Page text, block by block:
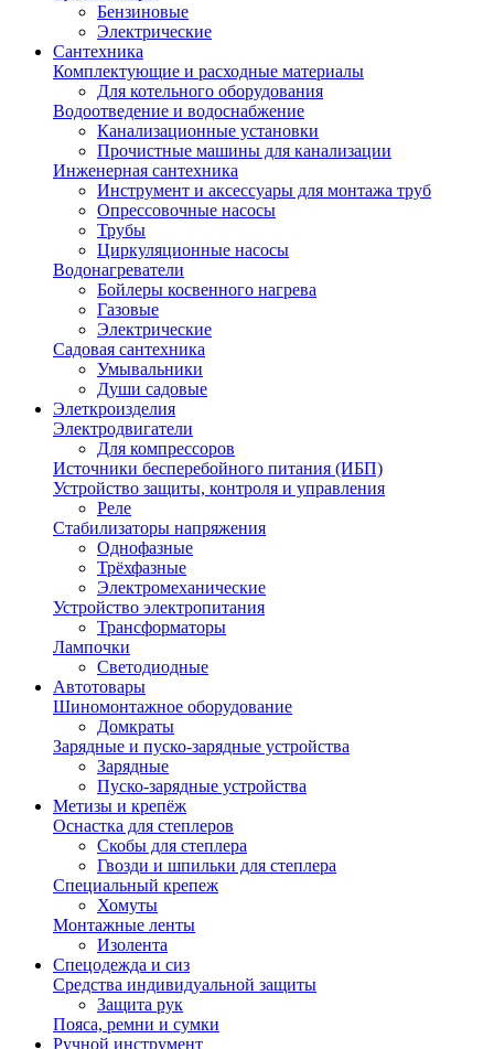
Бензиновые
Электрические
Сантехника
Комплектующие и расходные материалы
Для котельного оборудования
Водоотведение и водоснабжение
Канализационные установки
Прочистные машины для канализации
Инженерная сантехника
Инструмент и аксессуары для монтажа труб
Опрессовочные насосы
Трубы
Циркуляционные насосы
Водонагреватели
Бойлеры косвенного нагрева
Газовые
Электрические
Садовая сантехника
Умывальники
Души садовые
Элеткроизделия
Электродвигатели
Для компрессоров
Источники бесперебойного питания (ИБП)
Устройство защиты, контроля и управления
Реле
Стабилизаторы напряжения
Однофазные
Трёхфазные
Электромеханические
Устройство электропитания
Трансформаторы
Лампочки
Светодиодные
Автотовары
Шиномонтажное оборудование
Домкраты
Зарядные и пуско-зарядные устройства
Зарядные
Пуско-зарядные устройства
Метизы и крепёж
Оснастка для степлеров
Скобы для степлера
Гвозди и шпильки для степлера
Специальный крепеж
Хомуты
Монтажные ленты
Изолента
Спецодежда и сиз
Средства индивидуальной защиты
Защита рук
Пояса, ремни и сумки
Ручной инструмент